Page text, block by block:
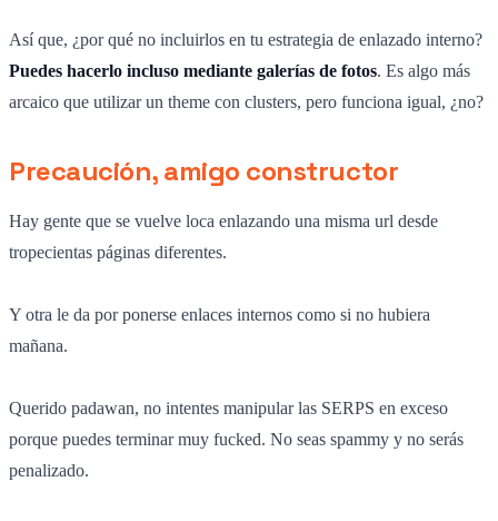
Así que, ¿por qué no incluirlos en tu estrategia de enlazado interno?
Puedes hacerlo incluso mediante galerías de fotos. Es algo más
arcaico que utilizar un theme con clusters, pero funciona igual, ¿no?
Precaución, amigo constructor
Hay gente que se vuelve loca enlazando una misma url desde
tropecientas páginas diferentes.
Y otra le da por ponerse enlaces internos como si no hubiera
mañana.
Querido padawan, no intentes manipular las SERPS en exceso
porque puedes terminar muy fucked. No seas spammy y no serás
penalizado.